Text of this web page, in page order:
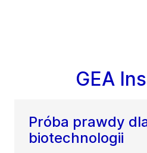
GEA
Próba prawdy
biotechnologii